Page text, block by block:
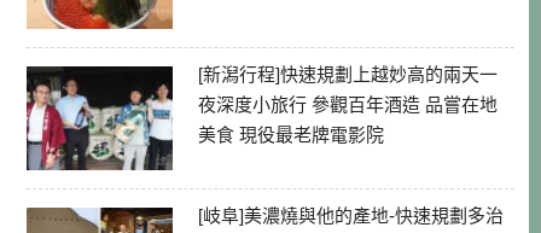
[新潟行程]快速規劃上越妙高的兩天一
夜深度小旅行 參觀百年酒造 品嘗在地
美食 現役最老牌電影院
[岐阜]美濃燒與他的產地-快速規劃多治